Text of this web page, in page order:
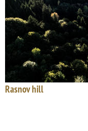
Rasnov hill